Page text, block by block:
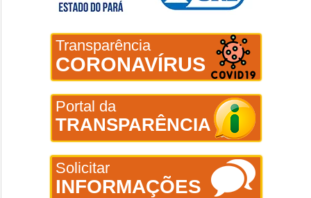
Transparência
CORONAVÍRUS
Portal da
TRANSPARÊNCIA
Solicitar
INFORMAÇÕES